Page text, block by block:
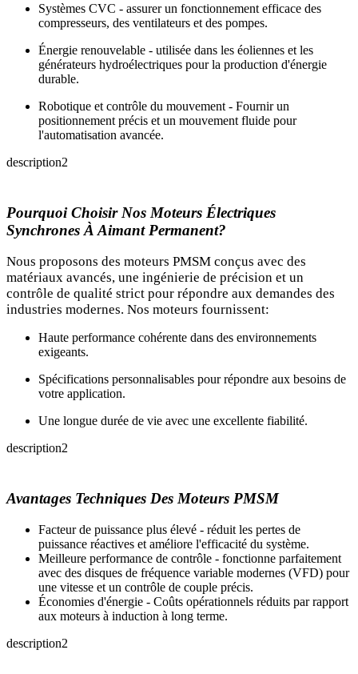
Systèmes CVC - assurer un fonctionnement efficace des
compresseurs, des ventilateurs et des pompes.
Énergie renouvelable - utilisée dans les éoliennes et les
générateurs hydroélectriques pour la production d'énergie
durable.
Robotique et contrôle du mouvement - Fournir un
positionnement précis et un mouvement fluide pour
l'automatisation avancée.
description2
Pourquoi Choisir Nos Moteurs Électriques
Synchrones À Aimant Permanent?
Nous proposons des moteurs PMSM conçus avec des
matériaux avancés, une ingénierie de précision et un
contrôle de qualité strict pour répondre aux demandes des
industries modernes. Nos moteurs fournissent:
Haute performance cohérente dans des environnements
exigeants.
Spécifications personnalisables pour répondre aux besoins de
votre application.
Une longue durée de vie avec une excellente fiabilité.
description2
Avantages Techniques Des Moteurs PMSM
Facteur de puissance plus élevé - réduit les pertes de
puissance réactives et améliore l'efficacité du système.
Meilleure performance de contrôle - fonctionne parfaitement
avec des disques de fréquence variable modernes (VFD) pour
une vitesse et un contrôle de couple précis.
Économies d'énergie - Coûts opérationnels réduits par rapport
aux moteurs à induction à long terme.
description2